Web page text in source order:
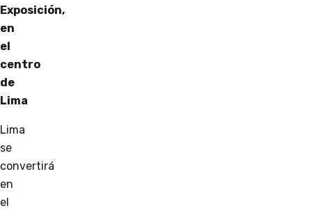
Exposición,
en
el
centro
de
Lima
Lima
se
convertirá
en
el